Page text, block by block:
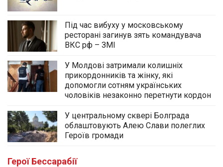
Під час вибуху у московському
ресторані загинув зять командувача
ВКС рф – ЗМІ
У Молдові затримали колишніх
прикордонників та жінку, які
допомогли сотням українських
чоловіків незаконно перетнути кордон
У центральному сквері Болграда
облаштовують Алею Слави полеглих
Героїв громади
Герої Бессарабії